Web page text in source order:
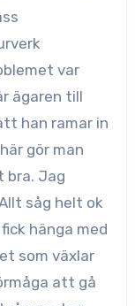
var
ägaren till
han ramar in
gör man
bra. Jag
såg helt ok
hänga med
som växlar
att gå